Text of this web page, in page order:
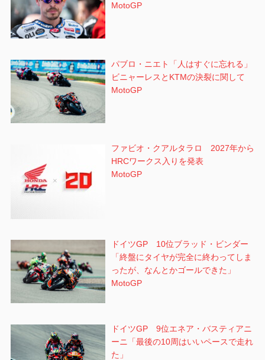
MotoGP
パブロ・ニエト「人はすぐに忘れる」
ビニャーレスとKTMの決裂に関して
MotoGP
ファビオ・クアルタラロ 2027年から
HRCワークス入りを発表
MotoGP
ドイツGP 10位ブラッド・ビンダー
「終盤にタイヤが完全に終わってしま
ったが、なんとかゴールできた」
MotoGP
ドイツGP 9位エネア・バスティアニ
ーニ「最後の10周はいいペースで走れ
た」